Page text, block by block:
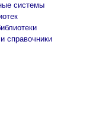
системы
справочники